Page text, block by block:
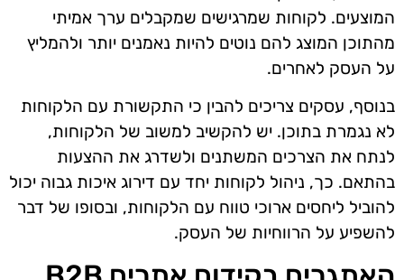
המוצעים. לקוחות שמרגישים שמקבלים ערך אמיתי
מהתוכן המוצג להם נוטים להיות נאמנים יותר ולהמליץ
על העסק לאחרים.
בנוסף, עסקים צריכים להבין כי התקשורת עם הלקוחות
לא נגמרת בתוכן. יש להקשיב למשוב של הלקוחות,
לנתח את הצרכים המשתנים ולשדרג את ההצעות
בהתאם. כך, ניהול לקוחות יחד עם דירוג איכות גבוה יכול
להוביל ליחסים ארוכי טווח עם הלקוחות, ובסופו של דבר
להשפיע על הרווחיות של העסק.